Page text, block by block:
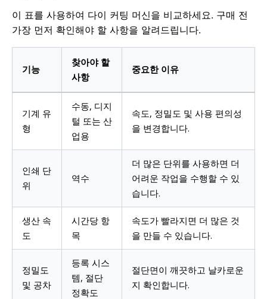
이 표를 사용하여 다이 커팅 머신을 비교하세요. 구매 전
가장 먼저 확인해야 할 사항을 알려드립니다.
기능
찾아야 할
사항
중요한 이유
기계 유
형
수동, 디지
털 또는 산
업용
속도, 정밀도 및 사용 편의성
을 변경합니다.
인쇄 단
위
역수
더 많은 단위를 사용하면 더
어려운 작업을 수행할 수 있
습니다.
생산 속
도
시간당 항
목
속도가 빨라지면 더 많은 것
을 만들 수 있습니다.
정밀도
및 공차
등록 시스
템, 절단
정확도
절단면이 깨끗하고 날카로운
지 확인합니다.